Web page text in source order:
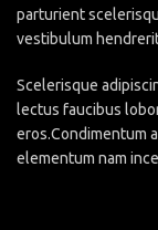
parturient
vestibulum
Scelerisque
lectus faucibus
eros.Condimentum
elementum nam